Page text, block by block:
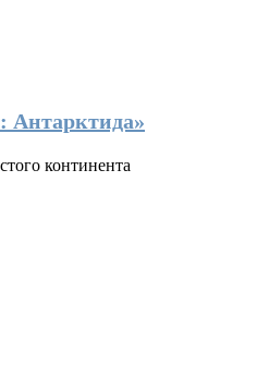
Антарктида»
континента